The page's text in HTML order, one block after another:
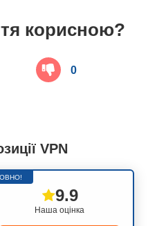
корисною?
0
VPN
Наша оцінка
9.9